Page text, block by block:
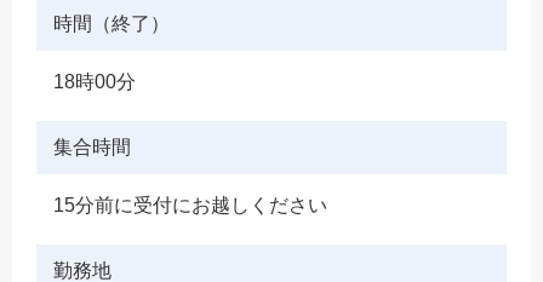
時間（終了）
18時00分
集合時間
15分前に受付にお越しください
勤務地